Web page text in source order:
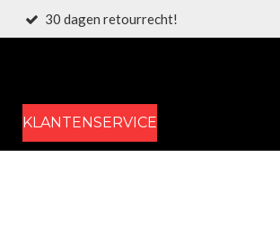
30 dagen retourrecht!
KLANTENSERVICE